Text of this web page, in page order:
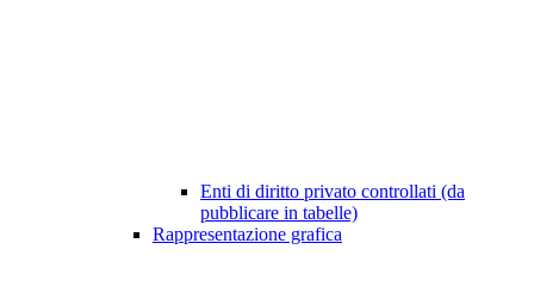
Enti di diritto privato controllati (da
pubblicare in tabelle)
Rappresentazione grafica